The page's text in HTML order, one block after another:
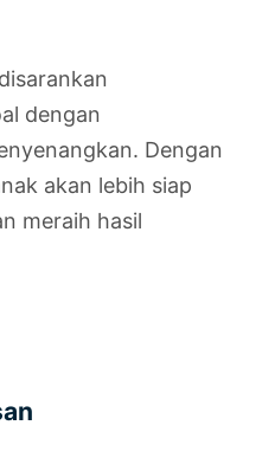
dengan
Dengan
akan lebih siap
meraih hasil